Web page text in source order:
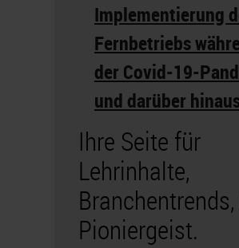
Implementierung
Fernbetriebs
der Covid-19-
und darüber
Ihre Seite für
Lehrinhalte,
Pioniergeist.